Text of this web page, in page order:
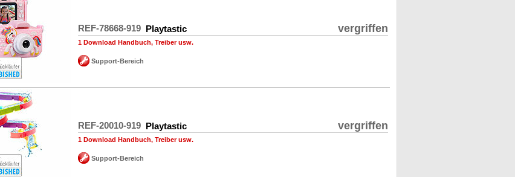
REF-78668-919 Playtastic vergriffen
1 Download Handbuch, Treiber usw.
Support-Bereich
REF-20010-919 Playtastic vergriffen
1 Download Handbuch, Treiber usw.
Support-Bereich